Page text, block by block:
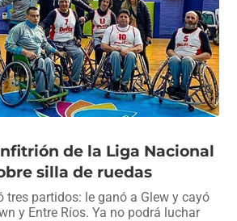
de la Liga Nacional
silla de ruedas
tres partidos: le ganó a Glew y cayó
y Entre Ríos. Ya no podrá luchar